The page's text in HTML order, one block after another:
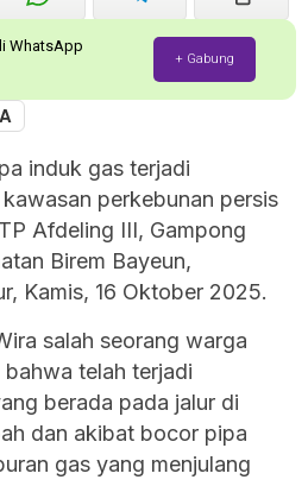
WhatsApp
+ Gabung
induk gas terjadi
perkebunan persis
Afdeling III, Gampong
Birem Bayeun,
Kamis, 16 Oktober 2025.
salah seorang warga
telah terjadi
berada pada jalur di
dan akibat bocor pipa
gas yang menjulang